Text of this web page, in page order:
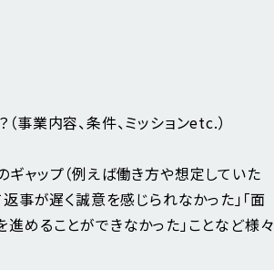
事業内容、条件、ミッションetc.）
ャップ（例えば働き方や想定していた
事が遅く誠意を感じられなかった」「面
めることができなかった」ことなど様々